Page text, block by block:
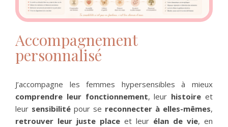
Accompagnement
personnalisé
J’accompagne les femmes hypersensibles à mieux
comprendre leur fonctionnement, leur histoire et
leur sensibilité pour se reconnecter à elles-mêmes,
retrouver leur juste place et leur élan de vie, en